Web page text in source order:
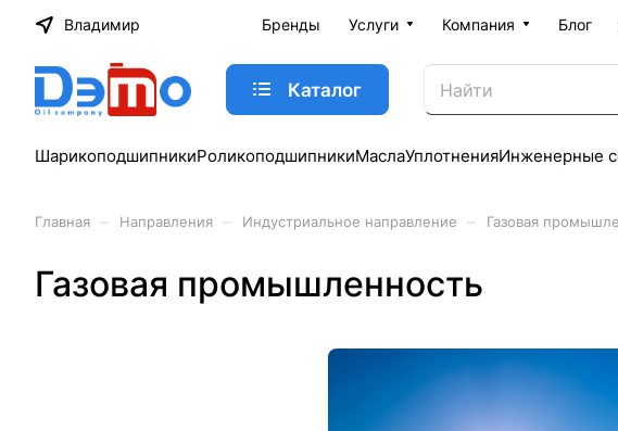
Владимир Бренды Услуги Компания Блог
Каталог
ШарикоподшипникиРоликоподшипникиМаслаУплотненияИнженерные
Главная Направления Индустриальное направление Газовая
Газовая промышленность